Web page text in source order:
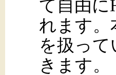
て自由に
れます。
を扱っ
きます。